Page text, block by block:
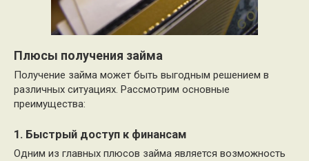
Плюсы получения займа
Получение займа может быть выгодным решением в
различных ситуациях. Рассмотрим основные
преимущества:
1. Быстрый доступ к финансам
Одним из главных плюсов займа является возможность